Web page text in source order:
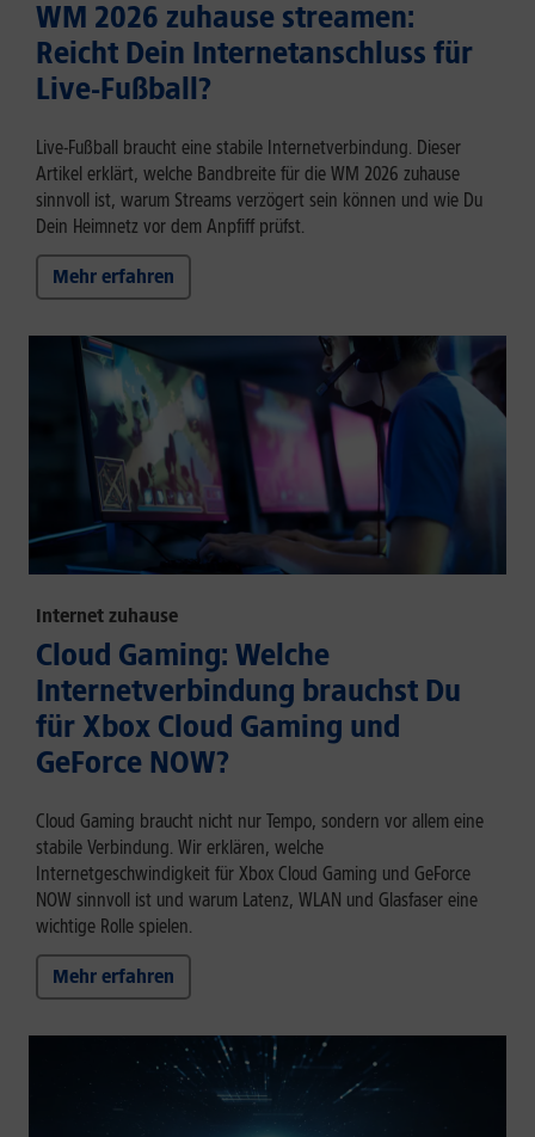
WM 2026 zuhause streamen:
Reicht Dein Internetanschluss für
Live-Fußball?
Live-Fußball braucht eine stabile Internetverbindung. Dieser
Artikel erklärt, welche Bandbreite für die WM 2026 zuhause
sinnvoll ist, warum Streams verzögert sein können und wie Du
Dein Heimnetz vor dem Anpfiff prüfst.
Mehr erfahren
Internet zuhause
Cloud Gaming: Welche
Internetverbindung brauchst Du
für Xbox Cloud Gaming und
GeForce NOW?
Cloud Gaming braucht nicht nur Tempo, sondern vor allem eine
stabile Verbindung. Wir erklären, welche
Internetgeschwindigkeit für Xbox Cloud Gaming und GeForce
NOW sinnvoll ist und warum Latenz, WLAN und Glasfaser eine
wichtige Rolle spielen.
Mehr erfahren